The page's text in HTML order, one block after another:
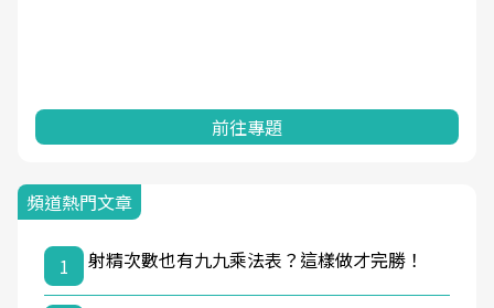
前往專題
頻道熱門文章
1 射精次數也有九九乘法表？這樣做才完勝！